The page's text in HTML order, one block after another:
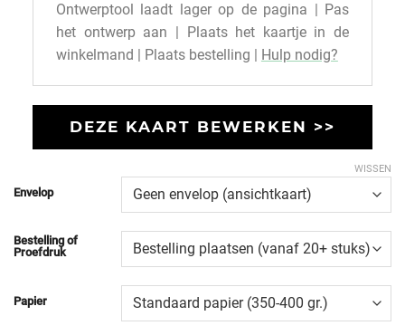
Ontwerptool laadt lager op de pagina | Pas
het ontwerp aan | Plaats het kaartje in de
winkelmand | Plaats bestelling |
Hulp nodig?
DEZE KAART BEWERKEN >>
Envelop
Bestelling of
Proefdruk
Papier
WISSEN